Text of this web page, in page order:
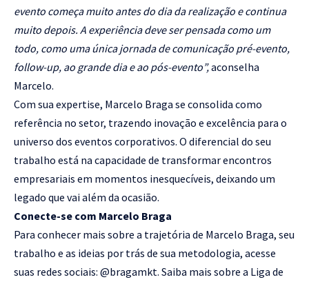
evento começa muito antes do dia da realização e continua
muito depois. A experiência deve ser pensada como um
todo, como uma única jornada de comunicação pré-evento,
follow-up, ao grande dia e ao pós-evento”,aconselha
Marcelo.
Com sua expertise, Marcelo Braga se consolida como
referência no setor, trazendo inovação e excelência para o
universo dos eventos corporativos. O diferencial do seu
trabalho está na capacidade de transformar encontros
empresariais em momentos inesquecíveis, deixando um
legado que vai além da ocasião.
Conecte-se com Marcelo Braga
Para conhecer mais sobre a trajetória de Marcelo Braga, seu
trabalho e as ideias por trás de sua metodologia, acesse
suas redes sociais: @bragamkt. Saiba mais sobre a Liga de